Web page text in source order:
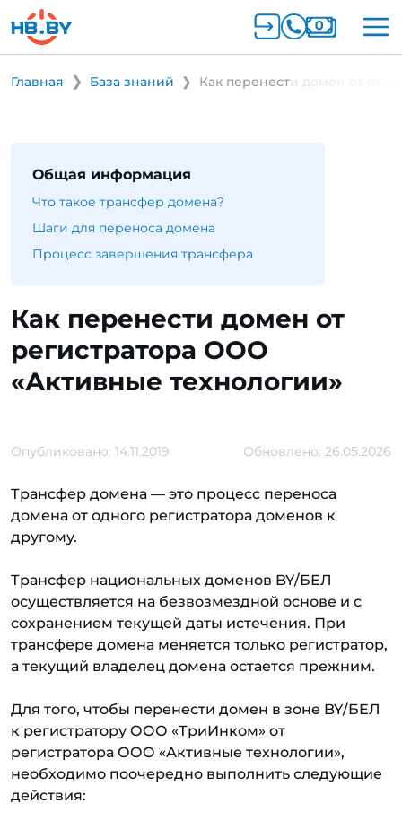
Главная База знаний Как перенести домен от
Как перенести домен от
регистратора ООО
«Активные технологии»
Опубликовано: 14.11.2019 Обновлено: 26.05.2026
Трансфер домена — это процесс переноса
домена от одного регистратора доменов к
другому.
Трансфер национальных доменов BY/БЕЛ
осуществляется на безвозмездной основе и с
сохранением текущей даты истечения. При
трансфере домена меняется только регистратор,
а текущий владелец домена остается прежним.
Для того, чтобы перенести домен в зоне BY/БЕЛ
к регистратору ООО «ТриИнком» от
регистратора ООО «Активные технологии»,
необходимо поочередно выполнить следующие
действия:
Общая информация
Что такое трансфер домена?
Шаги для переноса домена
Процесс завершения трансфера